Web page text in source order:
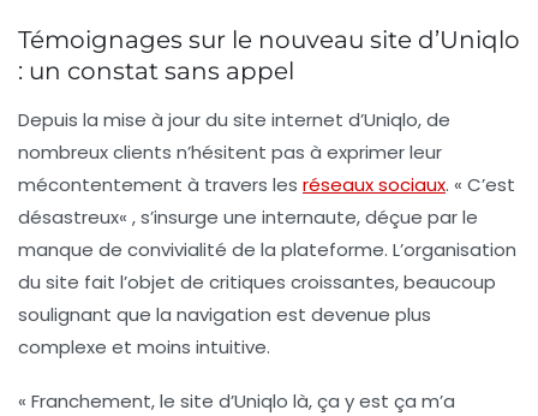
Témoignages sur le nouveau site d’Uniqlo
: un constat sans appel
Depuis la mise à jour du site internet d’Uniqlo, de
nombreux clients n’hésitent pas à exprimer leur
mécontentement à travers les réseaux sociaux. « C’est
désastreux« , s’insurge une internaute, déçue par le
manque de convivialité de la plateforme. L’organisation
du site fait l’objet de critiques croissantes, beaucoup
soulignant que la navigation est devenue plus
complexe et moins intuitive.
« Franchement, le site d’Uniqlo là, ça y est ça m’a